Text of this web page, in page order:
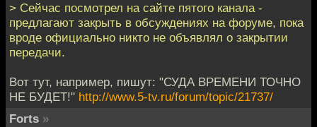
> Сейчас посмотрел на сайте пятого канала -
предлагают закрыть в обсуждениях на форуме, пока
вроде официально никто не объявлял о закрытии
передачи.
Вот тут, например, пишут: "СУДА ВРЕМЕНИ ТОЧНО
НЕ БУДЕТ!" http://www.5-tv.ru/forum/topic/21737/
Forts »